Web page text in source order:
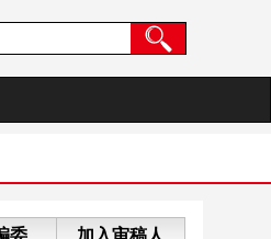
委 加入审稿人